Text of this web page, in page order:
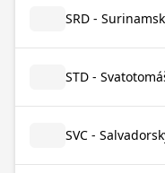
SRD -
STD -
SVC -